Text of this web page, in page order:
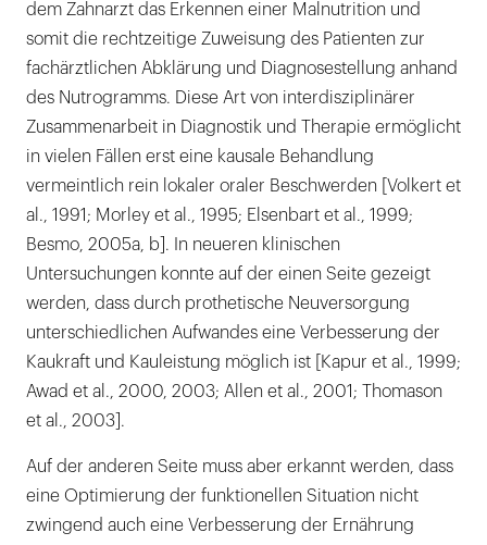
dem Zahnarzt das Erkennen einer Malnutrition und
somit die rechtzeitige Zuweisung des Patienten zur
fachärztlichen Abklärung und Diagnosestellung anhand
des Nutrogramms. Diese Art von interdisziplinärer
Zusammenarbeit in Diagnostik und Therapie ermöglicht
in vielen Fällen erst eine kausale Behandlung
vermeintlich rein lokaler oraler Beschwerden [Volkert et
al., 1991; Morley et al., 1995; Elsenbart et al., 1999;
Besmo, 2005a, b]. In neueren klinischen
Untersuchungen konnte auf der einen Seite gezeigt
werden, dass durch prothetische Neuversorgung
unterschiedlichen Aufwandes eine Verbesserung der
Kaukraft und Kauleistung möglich ist [Kapur et al., 1999;
Awad et al., 2000, 2003; Allen et al., 2001; Thomason
et al., 2003].
Auf der anderen Seite muss aber erkannt werden, dass
eine Optimierung der funktionellen Situation nicht
zwingend auch eine Verbesserung der Ernährung